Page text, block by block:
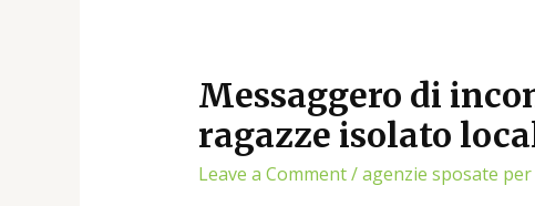
Messaggero di
ragazze isolato
Leave a Comment/agenzie sposate